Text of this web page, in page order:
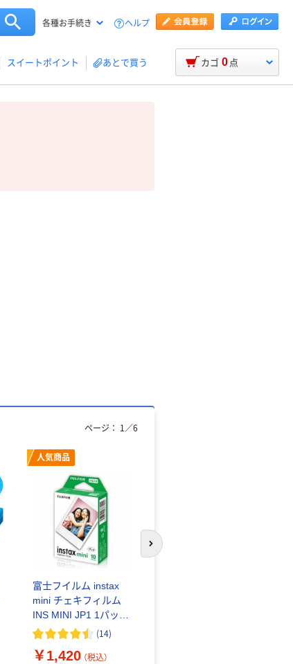
各種お手続き ヘルプ
スイートポイント あとで買う カゴ 0 点
人気商品
富士フイルム instax
mini チェキフィルム
INS MINI JP1 1パック
（10枚入り）
(14)
￥1,420 （税込）
ページ： 1 ／6
次のスライドへ